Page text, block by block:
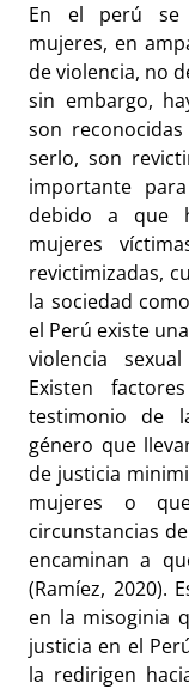
En el perú se
mujeres, en
de violencia, no
sin embargo,
son
serlo, son
importante
debido a que
mujeres
revictimizadas,
la sociedad
el Perú existe
violencia
Existen
testimonio de
género que
de justicia
mujeres o
circunstancias
encaminan a
(Ramíez, 2020).
en la misoginia
justicia en el
la redirigen